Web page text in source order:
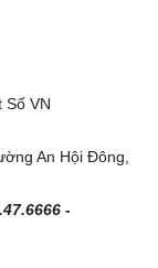
Số VN
An Hội Đông,
-